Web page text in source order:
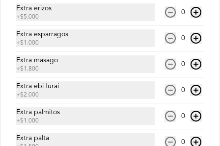
Salmón, palta y queso crema.
Extra erizos
+$5.000
0
Extra esparragos
+$1.000
0
Extra masago
+$1.800
0
Extra ebi furai
+$2.000
0
Extra palmitos
+$1.000
0
Extra palta
0